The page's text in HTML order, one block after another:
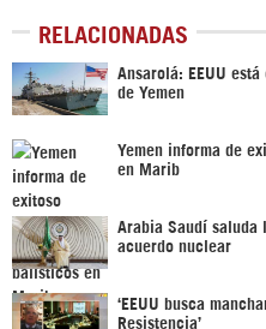
RELACIONADAS
Ansarolá: EEUU
de Yemen
Yemen informa de
en Marib
Arabia Saudí saluda
acuerdo nuclear
‘EEUU busca
Resistencia’